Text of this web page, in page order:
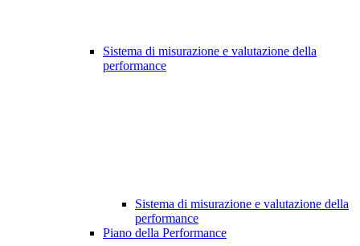
Sistema di misurazione e valutazione della
performance
Sistema di misurazione e valutazione della
performance
Piano della Performance